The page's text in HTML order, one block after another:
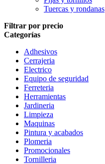
Tuercas y rondanas
Filtrar por precio
Categorías
Adhesivos
Cerrajeria
Electrico
Equipo de seguridad
Ferreteria
Herramientas
Jardineria
Limpieza
Maquinas
Pintura y acabados
Plomeria
Promocionales
Tornilleria